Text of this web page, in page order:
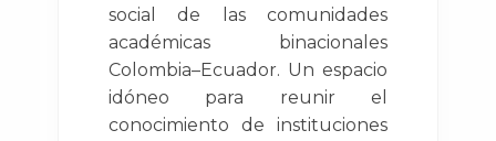
social de las comunidades
académicas binacionales
Colombia–Ecuador. Un espacio
idóneo para reunir el
conocimiento de instituciones